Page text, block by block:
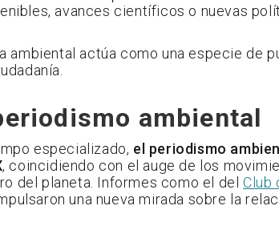
avances científicos o nuevas
ambiental actúa como una especie de
ambiental
especializado, el periodismo
, coincidiendo con el auge de los
del planeta. Informes como el delClub
una nueva mirada sobre la